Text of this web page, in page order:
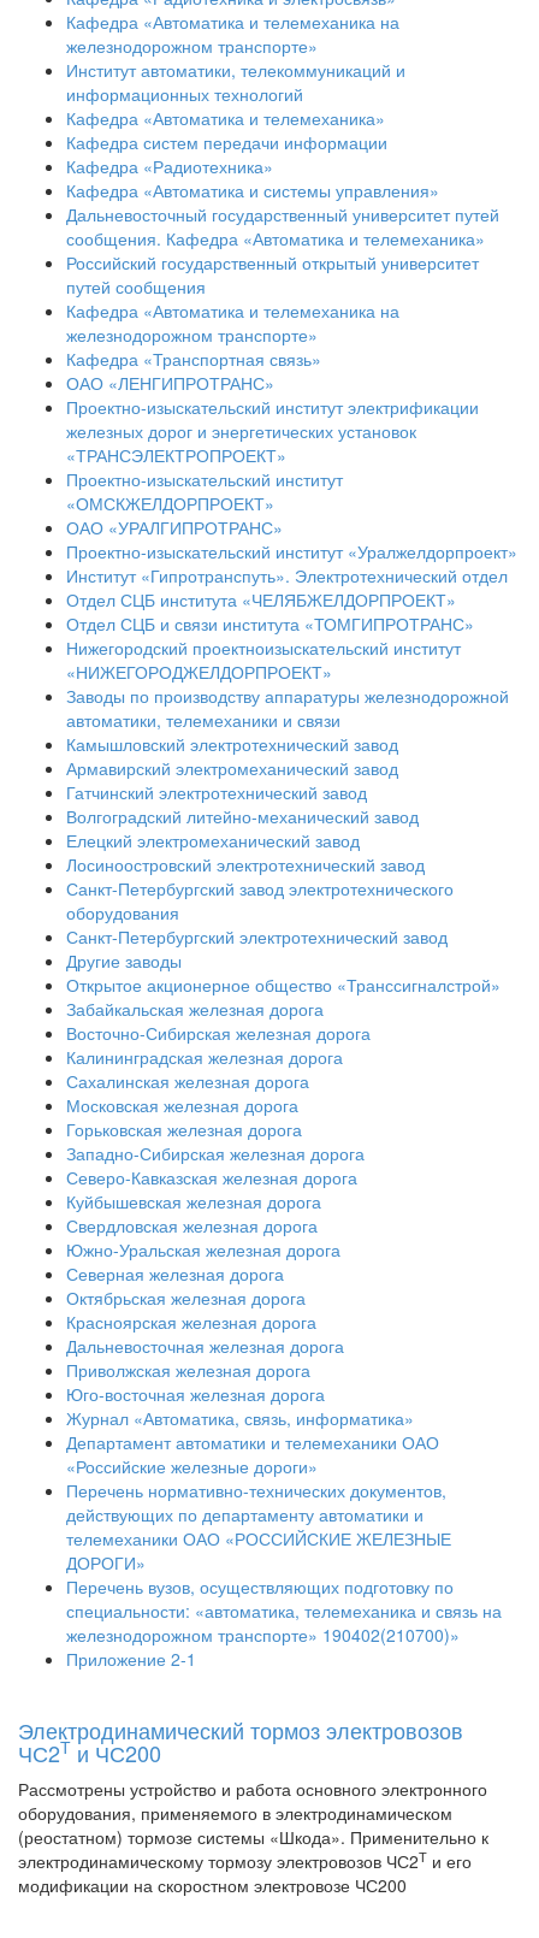
Кафедра «Автоматика и телемеханика на
железнодорожном транспорте»
Институт автоматики, телекоммуникаций и
информационных технологий
Кафедра «Автоматика и телемеханика»
Кафедра систем передачи информации
Кафедра «Радиотехника»
Кафедра «Автоматика и системы управления»
Дальневосточный государственный университет путей
сообщения. Кафедра «Автоматика и телемеханика»
Российский государственный открытый университет
путей сообщения
Кафедра «Автоматика и телемеханика на
железнодорожном транспорте»
Кафедра «Транспортная связь»
ОАО «ЛЕНГИПРОТРАНС»
Проектно-изыскательский институт электрификации
железных дорог и энергетических установок
«ТРАНСЭЛЕКТРОПРОЕКТ»
Проектно-изыскательский институт
«ОМСКЖЕЛДОРПРОЕКТ»
ОАО «УРАЛГИПРОТРАНС»
Проектно-изыскательский институт «Уралжелдорпроект»
Институт «Гипротранспуть». Электротехнический отдел
Отдел СЦБ института «ЧЕЛЯБЖЕЛДОРПРОЕКТ»
Отдел СЦБ и связи института «ТОМГИПРОТРАНС»
Нижегородский проектноизыскательский институт
«НИЖЕГОРОДЖЕЛДОРПРОЕКТ»
Заводы по производству аппаратуры железнодорожной
автоматики, телемеханики и связи
Камышловский электротехнический завод
Армавирский электромеханический завод
Гатчинский электротехнический завод
Волгоградский литейно-механический завод
Елецкий электромеханический завод
Лосиноостровский электротехнический завод
Санкт-Петербургский завод электротехнического
оборудования
Санкт-Петербургский электротехнический завод
Другие заводы
Открытое акционерное общество «Транссигналстрой»
Забайкальская железная дорога
Восточно-Сибирская железная дорога
Калининградская железная дорога
Сахалинская железная дорога
Московская железная дорога
Горьковская железная дорога
Западно-Сибирская железная дорога
Северо-Кавказская железная дорога
Куйбышевская железная дорога
Свердловская железная дорога
Южно-Уральская железная дорога
Северная железная дорога
Октябрьская железная дорога
Красноярская железная дорога
Дальневосточная железная дорога
Приволжская железная дорога
Юго-восточная железная дорога
Журнал «Автоматика, связь, информатика»
Департамент автоматики и телемеханики ОАО
«Российские железные дороги»
Перечень нормативно-технических документов,
действующих по департаменту автоматики и
телемеханики ОАО «РОССИЙСКИЕ ЖЕЛЕЗНЫЕ
ДОРОГИ»
Перечень вузов, осуществляющих подготовку по
специальности: «автоматика, телемеханика и связь на
железнодорожном транспорте» 190402(210700)»
Приложение 2-1
Электродинамический тормоз электровозов
ЧС2Т и ЧС200
Рассмотрены устройство и работа основного электронного
оборудования, применяемого в электродинамическом
(реостатном) тормозе системы «Шкода». Применительно к
электродинамическому тормозу электровозов ЧС2Т и его
модификации на скоростном электровозе ЧС200